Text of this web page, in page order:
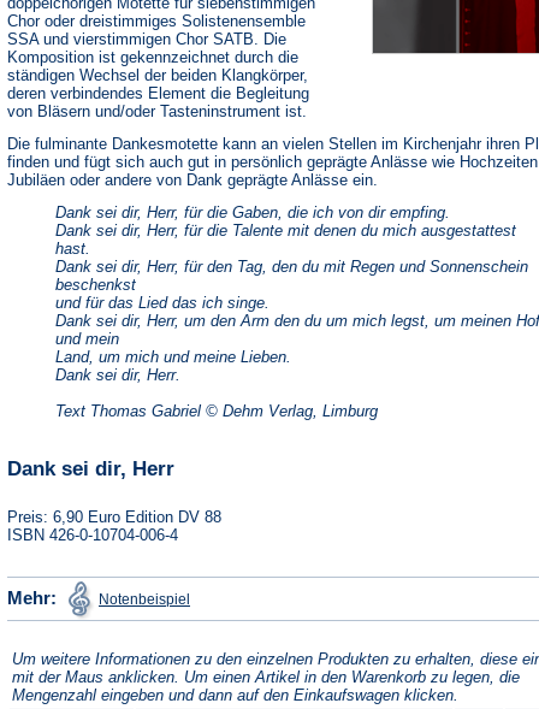
Chor oder dreistimmiges Solistenensemble
SSA und vierstimmigen Chor SATB. Die
Komposition ist gekennzeichnet durch die
ständigen Wechsel der beiden Klangkörper,
deren verbindendes Element die Begleitung
von Bläsern und/oder Tasteninstrument ist.
Die fulminante Dankesmotette kann an vielen Stellen im Kirchenjahr ihren
finden und fügt sich auch gut in persönlich geprägte Anlässe wie
Jubiläen oder andere von Dank geprägte Anlässe ein.
Dank sei dir, Herr, für die Gaben, die ich von dir empfing.
Dank sei dir, Herr, für die Talente mit denen du mich ausgestattest
hast.
Dank sei dir, Herr, für den Tag, den du mit Regen und Sonnenschein
beschenkst
und für das Lied das ich singe.
Dank sei dir, Herr, um den Arm den du um mich legst, um meinen Hof
und mein
Land, um mich und meine Lieben.
Dank sei dir, Herr.
Text Thomas Gabriel © Dehm Verlag, Limburg
Dank sei dir, Herr
Preis: 6,90 Euro Edition DV 88
ISBN 426-0-10704-006-4
Mehr: Notenbeispiel in
einem
Tab)
Um weitere Informationen zu den einzelnen Produkten zu erhalten, diese
mit der Maus anklicken. Um einen Artikel in den Warenkorb zu legen, die
Mengenzahl eingeben und dann auf den Einkaufswagen klicken.